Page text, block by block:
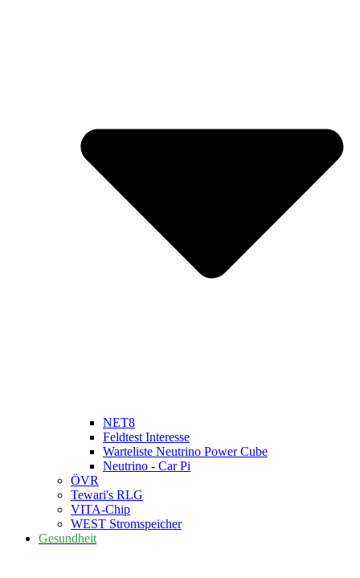
NET8
Feldtest Interesse
Warteliste Neutrino Power Cube
Neutrino - Car Pi
ÖVR
Tewari's RLG
VITA-Chip
WEST Stromspeicher
Gesundheit